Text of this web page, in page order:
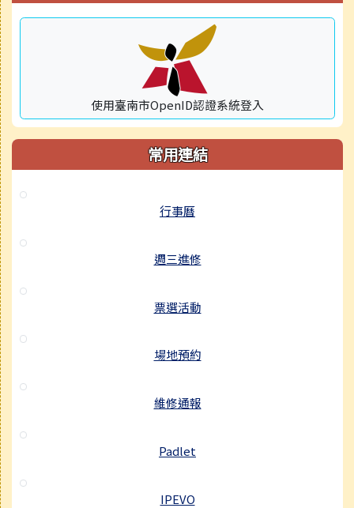
使用臺南市OpenID認證系統登入
常用連結
行事曆
週三進修
票選活動
場地預約
維修通報
Padlet
IPEVO